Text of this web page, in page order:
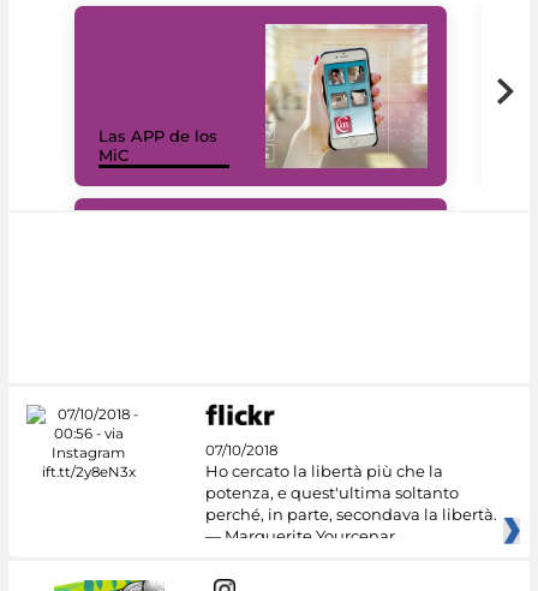
Las APP de los
MiC
07/10/2018
Ho cercato la libertà più che la
potenza, e quest'ultima soltanto
perché, in parte, secondava la libertà.
— Marguerite Yourcenar